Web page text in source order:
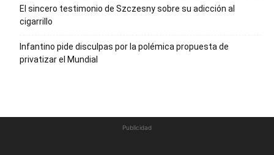
El sincero testimonio de Szczesny sobre su adicción al
cigarrillo
Infantino pide disculpas por la polémica propuesta de
privatizar el Mundial
Publicidad